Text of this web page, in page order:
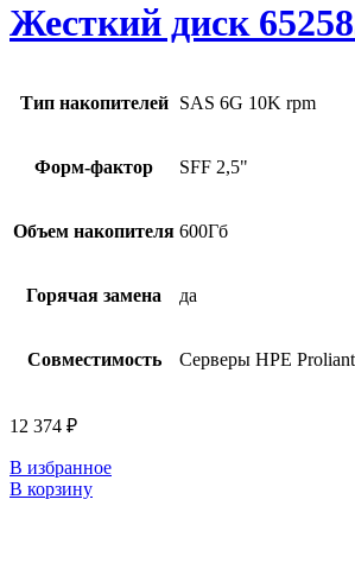
Жесткий диск
Тип накопителей SAS 6G 10K rpm
Форм-фактор SFF 2,5"
Объем накопителя 600Гб
Горячая замена да
Совместимость Серверы HPE
12 374 ₽
В избранное
В корзину